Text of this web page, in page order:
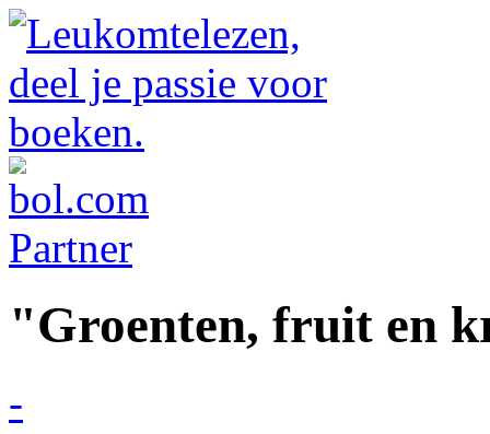
"Groenten, fruit en
-